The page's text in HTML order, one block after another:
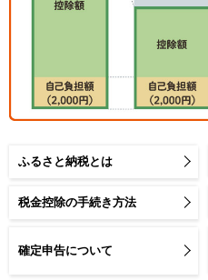
ふるさと納税とは
税金控除の手続き方法
確定申告について